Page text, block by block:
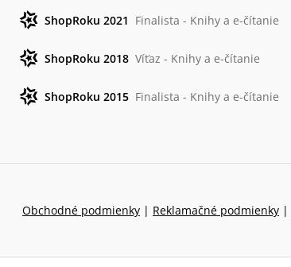
ShopRoku 2021 Finalista - Knihy a e-čítanie
ShopRoku 2018 Víťaz - Knihy a e-čítanie
ShopRoku 2015 Finalista - Knihy a e-čítanie
Obchodné podmienky | Reklamačné podmienky |